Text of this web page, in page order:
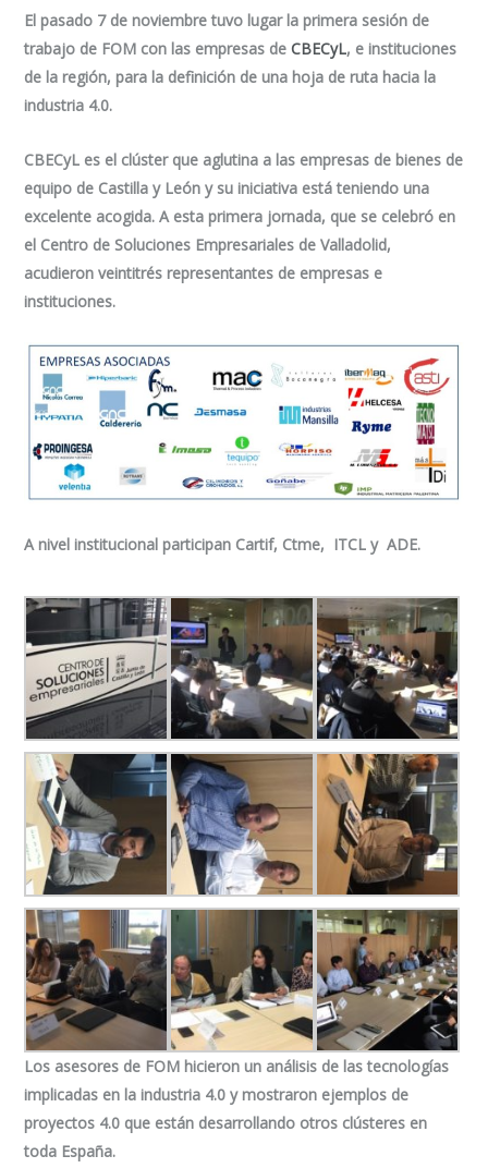
El pasado 7 de noviembre tuvo lugar la primera sesión de
trabajo de FOM con las empresas deCBECyL, e instituciones
de la región, para la definición de una hoja de ruta hacia la
industria 4.0.
CBECyL es el clúster que aglutina a las empresas de bienes de
equipo de Castilla y León y su iniciativa está teniendo una
excelente acogida. A esta primera jornada, que se celebró en
el Centro de Soluciones Empresariales de Valladolid,
acudieron veintitrés representantes de empresas e
instituciones.
A nivel institucional participan Cartif, Ctme, ITCL y ADE.
Los asesores de FOM hicieron un análisis de las tecnologías
implicadas en la industria 4.0 y mostraron ejemplos de
proyectos 4.0 que están desarrollando otros clústeres en
toda España.